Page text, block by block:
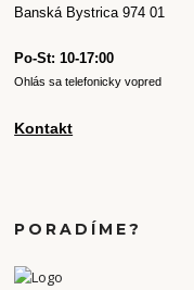
Banská Bystrica 974 01
Po-St: 10-17:00
Ohlás sa telefonicky vopred
Kontakt
PORADÍME?